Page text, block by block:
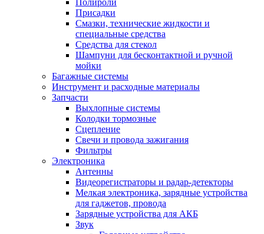
Присадки
Смазки, технические жидкости и
специальные средства
Средства для стекол
Шампуни для бесконтактной и ручной
мойки
Багажные системы
Инструмент и расходные материалы
Запчасти
Выхлопные системы
Колодки тормозные
Сцепление
Свечи и провода зажигания
Фильтры
Электроника
Антенны
Видеорегистраторы и радар-детекторы
Мелкая электроника, зарядные устройства
для гаджетов, провода
Зарядные устройства для АКБ
Звук